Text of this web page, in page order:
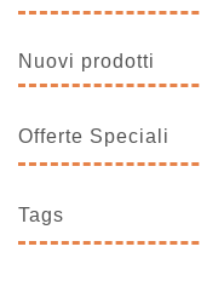
Nuovi prodotti
Offerte Speciali
Tags